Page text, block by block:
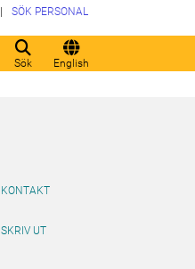
Sök English
SÖK PERSONAL
KONTAKT
SKRIV UT